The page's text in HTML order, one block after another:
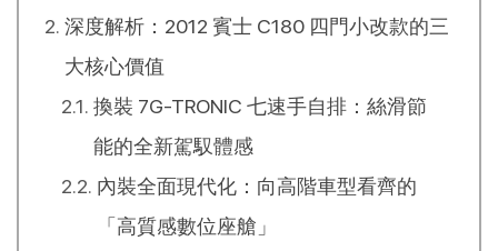
深度解析：2012 賓士 C180 四門小改款的三
大核心價值
換裝 7G-TRONIC 七速手自排：絲滑節
能的全新駕馭體感
內裝全面現代化：向高階車型看齊的
「高質感數位座艙」